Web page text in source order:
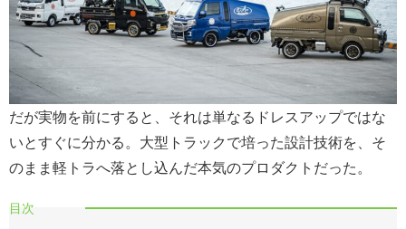
だが実物を前にすると、それは単なるドレスアップではな
いとすぐに分かる。大型トラックで培った設計技術を、そ
のまま軽トラへ落とし込んだ本気のプロダクトだった。
目次